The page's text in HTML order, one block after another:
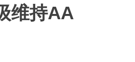
维持AA